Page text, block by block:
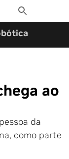
Toggle
Search
ao
da
como parte